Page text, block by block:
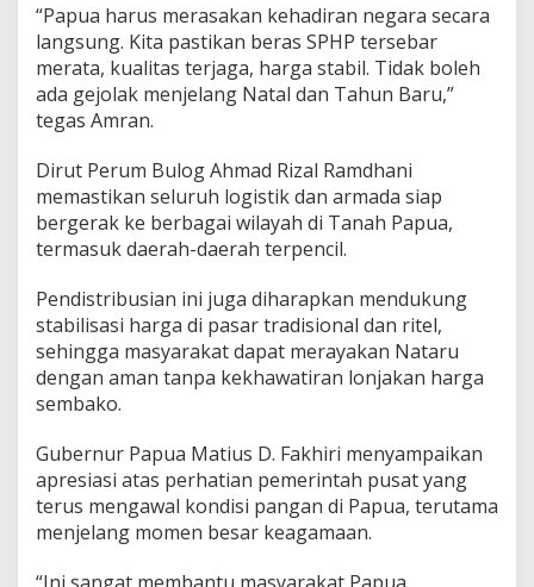
“Papua harus merasakan kehadiran negara secara
langsung. Kita pastikan beras SPHP tersebar
merata, kualitas terjaga, harga stabil. Tidak boleh
ada gejolak menjelang Natal dan Tahun Baru,”
tegas Amran.
Dirut Perum Bulog Ahmad Rizal Ramdhani
memastikan seluruh logistik dan armada siap
bergerak ke berbagai wilayah di Tanah Papua,
termasuk daerah-daerah terpencil.
Pendistribusian ini juga diharapkan mendukung
stabilisasi harga di pasar tradisional dan ritel,
sehingga masyarakat dapat merayakan Nataru
dengan aman tanpa kekhawatiran lonjakan harga
sembako.
Gubernur Papua Matius D. Fakhiri menyampaikan
apresiasi atas perhatian pemerintah pusat yang
terus mengawal kondisi pangan di Papua, terutama
menjelang momen besar keagamaan.
“Ini sangat membantu masyarakat Papua.